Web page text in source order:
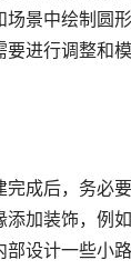
场景中绘制圆
要进行调整和
成后，务必
添加装饰，例
部设计一些小